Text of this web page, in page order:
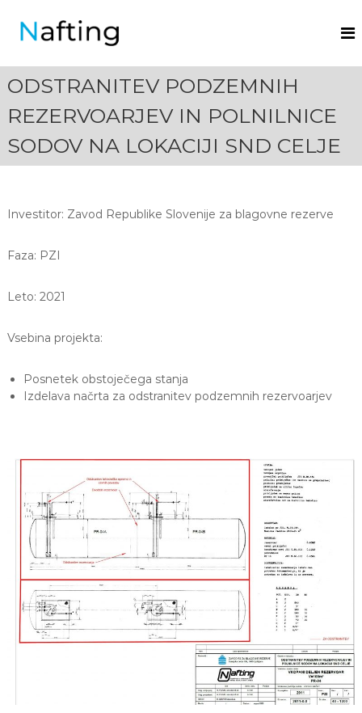
f
t
n
g
.
ODSTRANITEV PODZEMNIH
REZERVOARJEV IN POLNILNICE
SODOV NA LOKACIJI SND CELJE
Investitor: Zavod Republike Slovenije za blagovne rezerve
Faza: PZI
Leto: 2021
Vsebina projekta:
Posnetek obstoječega stanja
Izdelava načrta za odstranitev podzemnih rezervoarjev